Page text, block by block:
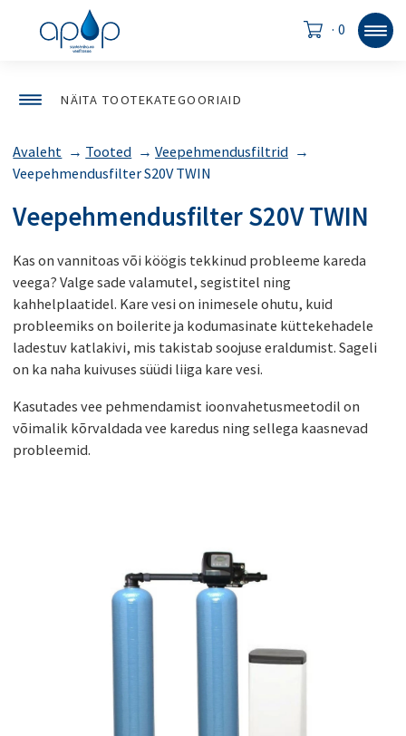
· 0
NÄITA TOOTEKATEGOORIAID
Avaleht → Tooted →Veepehmendusfiltrid →
Veepehmendusfilter S20V TWIN
Veepehmendusfilter S20V TWIN
Kas on vannitoas või köögis tekkinud probleeme kareda
veega? Valge sade valamutel, segistitel ning
kahhelplaatidel. Kare vesi on inimesele ohutu, kuid
probleemiks on boilerite ja kodumasinate küttekehadele
ladestuv katlakivi, mis takistab soojuse eraldumist. Sageli
on ka naha kuivuses süüdi liiga kare vesi.
Kasutades vee pehmendamist ioonvahetusmeetodil on
võimalik kõrvaldada vee karedus ning sellega kaasnevad
probleemid.